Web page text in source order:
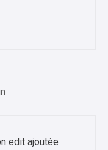
edit ajoutée